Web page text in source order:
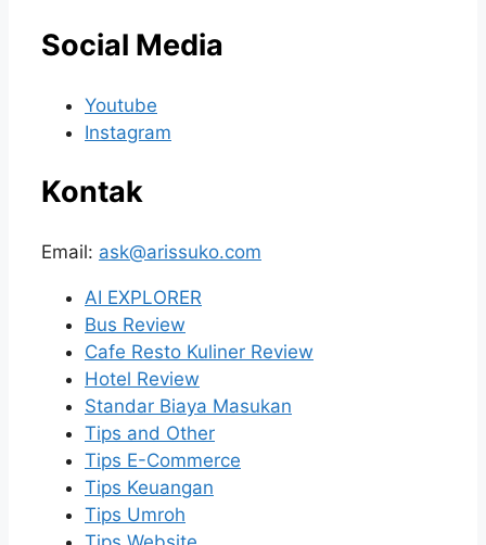
Social Media
Youtube
Instagram
Kontak
Email: ask@arissuko.com
AI EXPLORER
Bus Review
Cafe Resto Kuliner Review
Hotel Review
Standar Biaya Masukan
Tips and Other
Tips E-Commerce
Tips Keuangan
Tips Umroh